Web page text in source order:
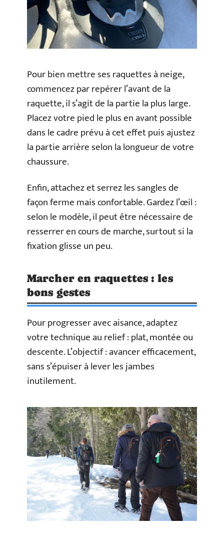
Pour bien mettre ses raquettes à neige,
commencez par repérer l’avant de la
raquette, il s’agit de la partie la plus large.
Placez votre pied le plus en avant possible
dans le cadre prévu à cet effet puis ajustez
la partie arrière selon la longueur de votre
chaussure.
Enfin, attachez et serrez les sangles de
façon ferme mais confortable. Gardez l’œil :
selon le modèle, il peut être nécessaire de
resserrer en cours de marche, surtout si la
fixation glisse un peu.
Marcher en raquettes : les
bons gestes
Pour progresser avec aisance, adaptez
votre technique au relief : plat, montée ou
descente. L’objectif : avancer efficacement,
sans s’épuiser à lever les jambes
inutilement.